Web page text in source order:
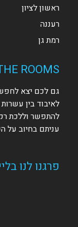
ראשון לציון
רעננה
רמת גן
ROOMS
גם לכם יצא
לאיבוד בין
להתפשר וללכת
עניתם בחיוב על
פרגנו לנו